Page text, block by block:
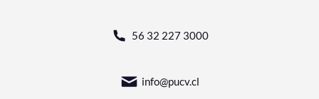
56 32 227 3000
info@pucv.cl